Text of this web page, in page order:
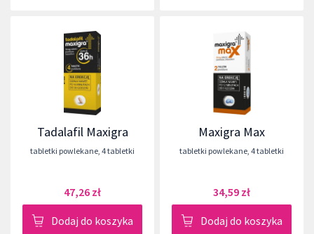
Tadalafil Maxigra
tabletki powlekane, 4 tabletki
47,26 zł
Dodaj do koszyka
Maxigra Max
tabletki powlekane, 4 tabletki
34,59 zł
Dodaj do koszyka